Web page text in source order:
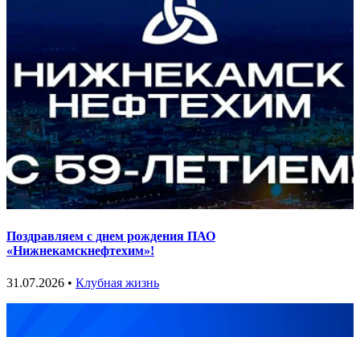
Поздравляем с днем рождения ПАО
«Нижнекамскнефтехим»!
31.07.2026 • Клубная жизнь